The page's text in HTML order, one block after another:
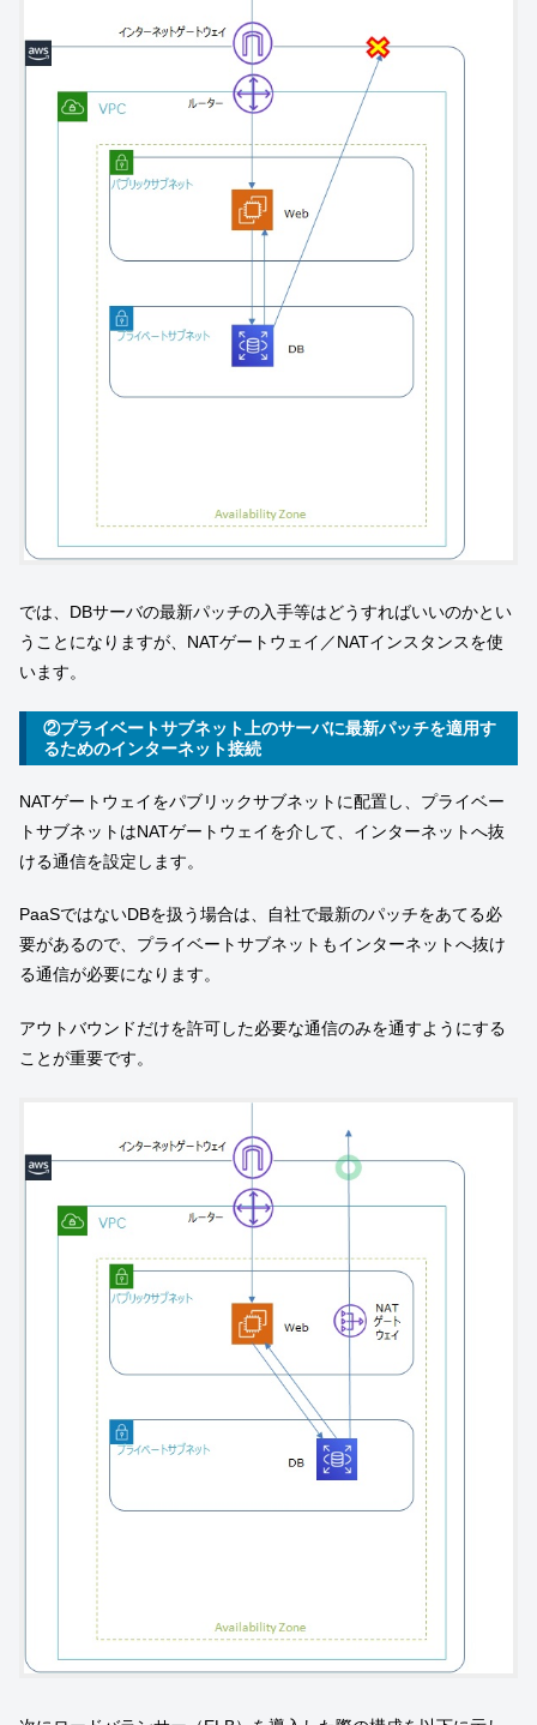
では、DBサーバの最新パッチの入手等はどうすればいいのかとい
うことになりますが、NATゲートウェイ／NATインスタンスを使
います。
②プライベートサブネット上のサーバに最新パッチを適用す
るためのインターネット接続
NATゲートウェイをパブリックサブネットに配置し、プライベー
トサブネットはNATゲートウェイを介して、インターネットへ抜
ける通信を設定します。
PaaSではないDBを扱う場合は、自社で最新のパッチをあてる必
要があるので、プライベートサブネットもインターネットへ抜け
る通信が必要になります。
アウトバウンドだけを許可した必要な通信のみを通すようにする
ことが重要です。